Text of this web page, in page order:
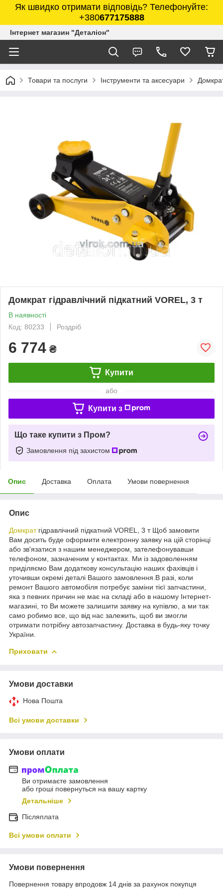
Як швидко отримати відповідь? Телефонуйте:
+380677175888
Інтернет магазин "Деталіон"
Товари та послуги Інструменти та аксесуари
Домкрат гідравлічний підкатний VOREL, 3 т
В наявності
Код: 80233
Роздріб
6 774 ₴
Купити
або
Купити з
Що таке купити з Пром?
Замовлення під захистом
Опис Доставка Оплата Умови повернення
Опис
Домкратгідравлічний підкатний VOREL, 3 т Щоб замовити
Вам досить буде оформити електронну заявку на цій сторінці
або зв'язатися з нашим менеджером, зателефонувавши
телефоном, зазначеним у контактах. Ми із задоволенням
приділяємо Вам додаткову консультацію наших фахівців і
уточивши окремі деталі Вашого замовлення.В разі, коли
ремонт Вашого автомобіля потребує заміни тієї запчастини,
яка з певних причин не має на складі або в нашому Інтернет-
магазині, то Ви можете залишити заявку на купівлю, а ми так
само робимо все, що від нас залежить, щоб ви змогли
отримати потрібну автозапчастину. Доставка в будь-яку точку
України.
Приховати
Умови доставки
Нова Пошта
Всі умови доставки
Умови оплати
Ви отримаєте замовлення
або гроші повернуться на вашу картку
Детальніше
Післяплата
Всі умови оплати
Умови повернення
Повернення товару впродовж 14 днів за рахунок покупця